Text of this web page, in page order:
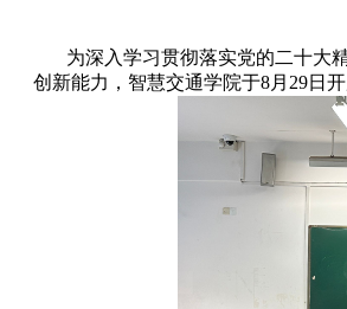
为深入学习贯彻落实党的二十大精
创新能力，智慧交通学院于8月29日